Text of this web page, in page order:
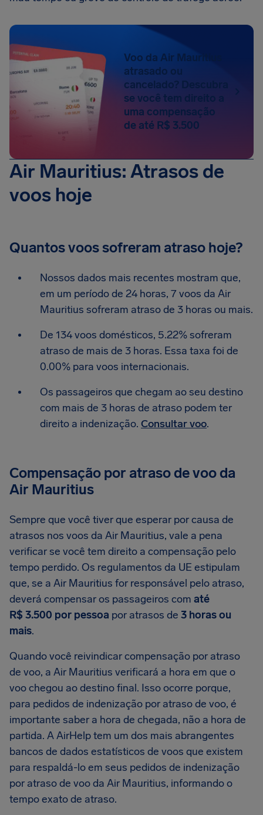
Voo da Air Mauritius
atrasado ou
cancelado? Descubra
se você tem direito a
uma compensação
de até R$ 3.500
Air Mauritius: Atrasos de
voos hoje
Quantos voos sofreram atraso hoje?
Nossos dados mais recentes mostram que,
em um período de 24 horas, 7 voos da Air
Mauritius sofreram atraso de 3 horas ou mais.
De 134 voos domésticos, 5.22% sofreram
atraso de mais de 3 horas. Essa taxa foi de
0.00% para voos internacionais.
Os passageiros que chegam ao seu destino
com mais de 3 horas de atraso podem ter
direito a indenização. Consultar voo.
Compensação por atraso de voo da
Air Mauritius
Sempre que você tiver que esperar por causa de
atrasos nos voos da Air Mauritius, vale a pena
verificar se você tem direito a compensação pelo
tempo perdido. Os regulamentos da UE estipulam
que, se a Air Mauritius for responsável pelo atraso,
deverá compensar os passageiros com até
R$ 3.500 por pessoa por atrasos de 3 horas ou
mais.
Quando você reivindicar compensação por atraso
de voo, a Air Mauritius verificará a hora em que o
voo chegou ao destino final. Isso ocorre porque,
para pedidos de indenização por atraso de voo, é
importante saber a hora de chegada, não a hora de
partida. A AirHelp tem um dos mais abrangentes
bancos de dados estatísticos de voos que existem
para respaldá-lo em seus pedidos de indenização
por atraso de voo da Air Mauritius, informando o
tempo exato de atraso.